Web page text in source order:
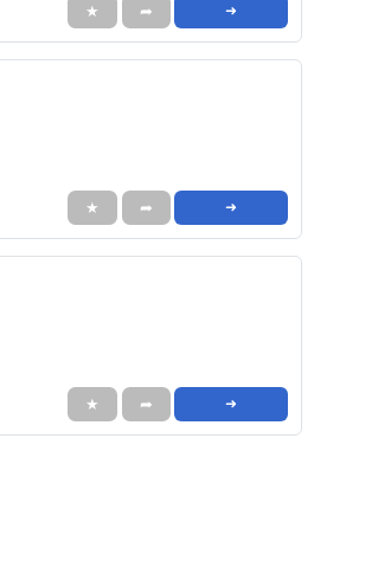
★ ➦ ➜
★ ➦ ➜
★ ➦ ➜